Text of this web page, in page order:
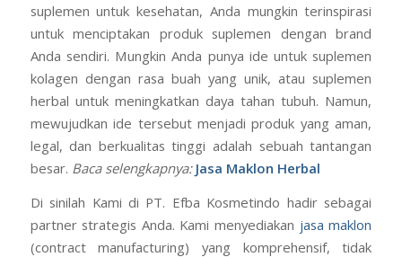
suplemen untuk kesehatan, Anda mungkin terinspirasi
untuk menciptakan produk suplemen dengan brand
Anda sendiri. Mungkin Anda punya ide untuk suplemen
kolagen dengan rasa buah yang unik, atau suplemen
herbal untuk meningkatkan daya tahan tubuh. Namun,
mewujudkan ide tersebut menjadi produk yang aman,
legal, dan berkualitas tinggi adalah sebuah tantangan
besar. Baca selengkapnya: Jasa Maklon Herbal
Di sinilah Kami di PT. Efba Kosmetindo hadir sebagai
partner strategis Anda. Kami menyediakan jasa maklon
(contract manufacturing) yang komprehensif, tidak